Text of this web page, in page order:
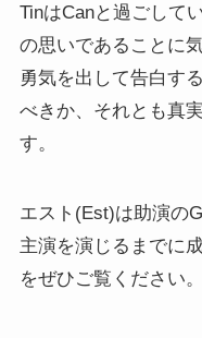
TinはCanと過ごして
の思いであることに
勇気を出して告白す
べきか、それとも真
す。
エスト(Est)は助演の
主演を演じるまでに
をぜひご覧ください。